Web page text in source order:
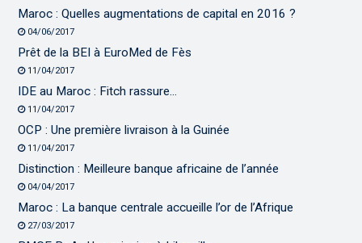
Maroc : Quelles augmentations de capital en 2016 ?
04/06/2017
Prêt de la BEI à EuroMed de Fès
11/04/2017
IDE au Maroc : Fitch rassure…
11/04/2017
OCP : Une première livraison à la Guinée
11/04/2017
Distinction : Meilleure banque africaine de l’année
04/04/2017
Maroc : La banque centrale accueille l’or de l’Afrique
27/03/2017